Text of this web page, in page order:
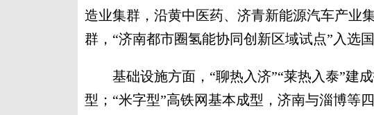
造业集群，沿黄中医药、济青新能源汽车产业
群，“济南都市圈氢能协同创新区域试点”入选
基础设施方面，“聊热入济”“莱热入泰”建
型；“米字型”高铁网基本成型，济南与淄博等